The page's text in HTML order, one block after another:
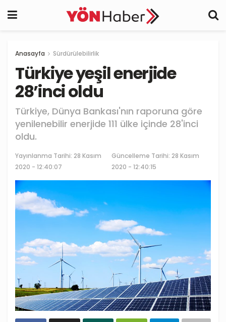
Anasayfa Sürdürülebilirlik
Türkiye yeşil enerjide
28’inci oldu
Türkiye, Dünya Bankası'nın raporuna göre
yenilenebilir enerjide 111 ülke içinde 28'inci
oldu.
Yayınlanma Tarihi: 28 Kasım
2020 - 12:40:07
Güncelleme Tarihi: 28 Kasım
2020 - 12:40:15